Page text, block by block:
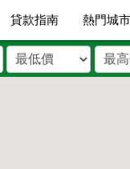
貸款指南 熱門城